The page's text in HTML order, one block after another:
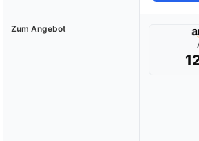
Zum Angebot